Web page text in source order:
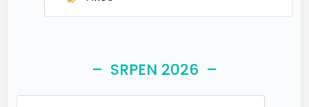
– SRPEN 2026 –